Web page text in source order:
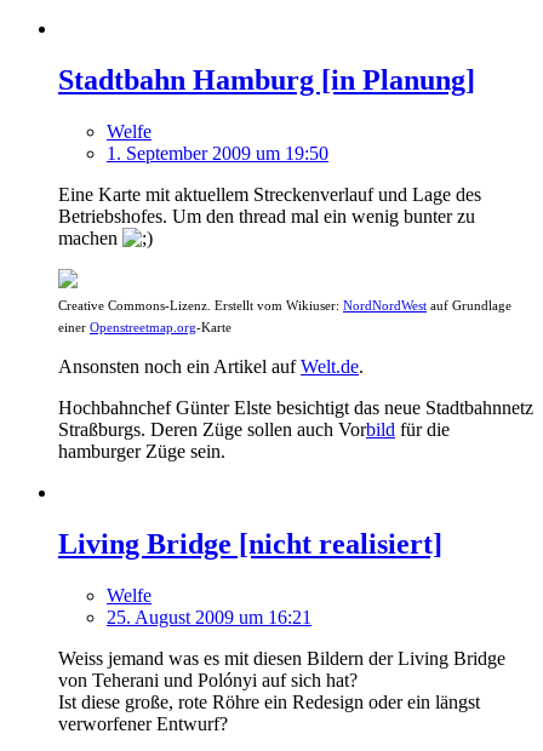
Stadtbahn Hamburg [in Planung]
Welfe
1. September 2009 um 19:50
Eine Karte mit aktuellem Streckenverlauf und Lage des
Betriebshofes. Um den thread mal ein wenig bunter zu
machen
Creative Commons-Lizenz. Erstellt vom Wikiuser: NordNordWest auf Grundlage
einer Openstreetmap.org-Karte
Ansonsten noch ein Artikel aufWelt.de.
Hochbahnchef Günter Elste besichtigt das neue Stadtbahnnetz
Straßburgs. Deren Züge sollen auch Vorbild für die
hamburger Züge sein.
Living Bridge [nicht realisiert]
Welfe
25. August 2009 um 16:21
Weiss jemand was es mit diesen Bildern der Living Bridge
von Teherani und Polónyi auf sich hat?
Ist diese große, rote Röhre ein Redesign oder ein längst
verworfener Entwurf?